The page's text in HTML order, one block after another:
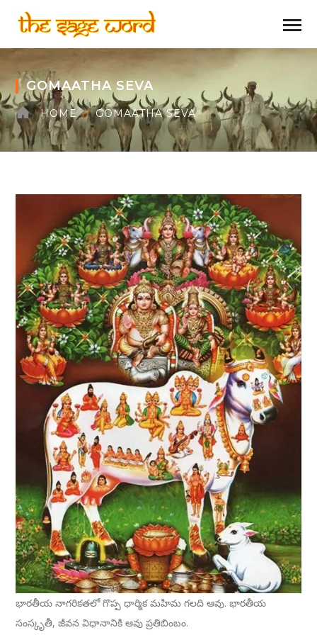
GOMAATHA SEVA
HOME GOMAATHA SEVA
భారతీయ నాగరికతలో గొప్ప ధార్మిక మహిమ గలది ఆవు. భారతీయ
సంస్కృతీ, జీవన విధానానికి ఆవు ప్రతిబింబం.